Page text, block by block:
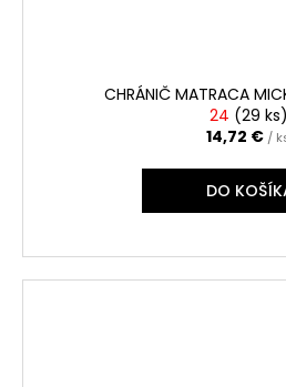
CHRÁNIČ MATRACA
24 (29 ks)
14,72 € /
DO